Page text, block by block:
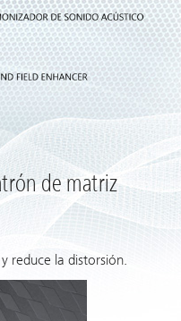
de matriz
reduce la distorsión.